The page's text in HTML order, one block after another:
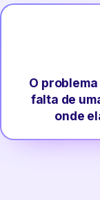
O
falta de
onde